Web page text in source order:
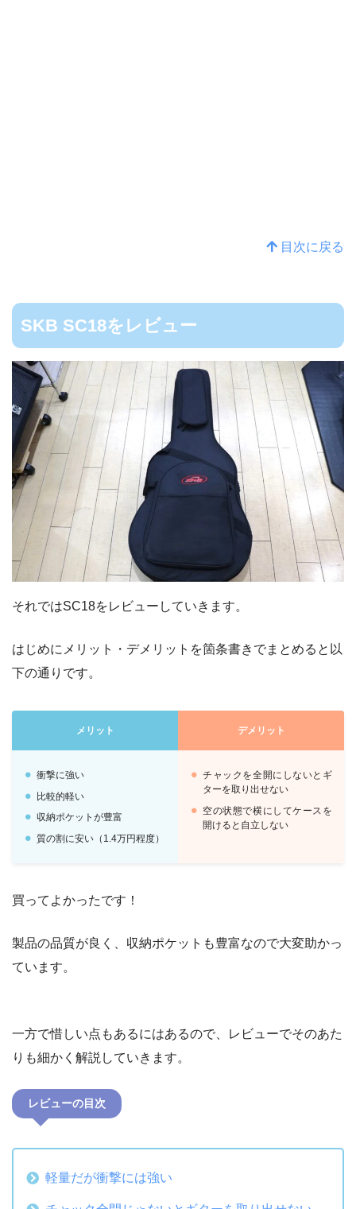
目次に戻る
SKB SC18をレビュー
それではSC18をレビューしていきます。
はじめにメリット・デメリットを箇条書きでまとめると以
下の通りです。
メリット デメリット
衝撃に強い
比較的軽い
収納ポケットが豊富
質の割に安い（1.4万円程度）
チャックを全開にしないとギ
ターを取り出せない
空の状態で横にしてケースを
開けると自立しない
買ってよかったです！
製品の品質が良く、収納ポケットも豊富なので大変助かっ
ています。
一方で惜しい点もあるにはあるので、レビューでそのあた
りも細かく解説していきます。
レビューの目次
軽量だが衝撃には強い